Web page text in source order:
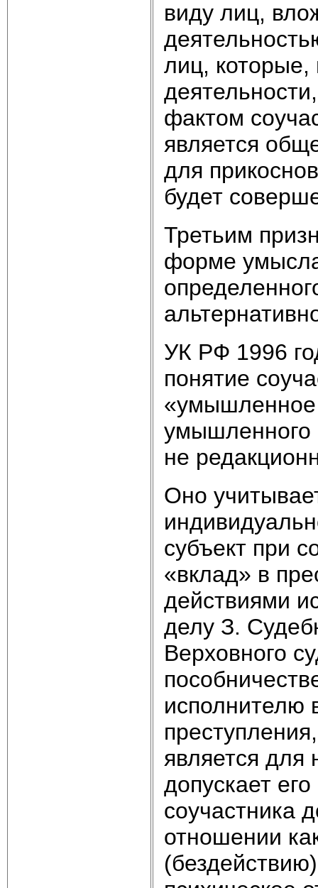
виду лиц,
лиц, которые,
фактом
является
для
будет
Третьим
форме
УК РФ 1996
понятие
«умышленное
умышленного
не
Оно
субъект при
«вклад» в
действиями
делу З.
Верховного
исполнителю
является для
допускает
соучастника
отношении